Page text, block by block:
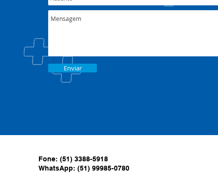
Enviar
Fone: (51) 3388-5918
WhatsApp: (51) 99985-0780